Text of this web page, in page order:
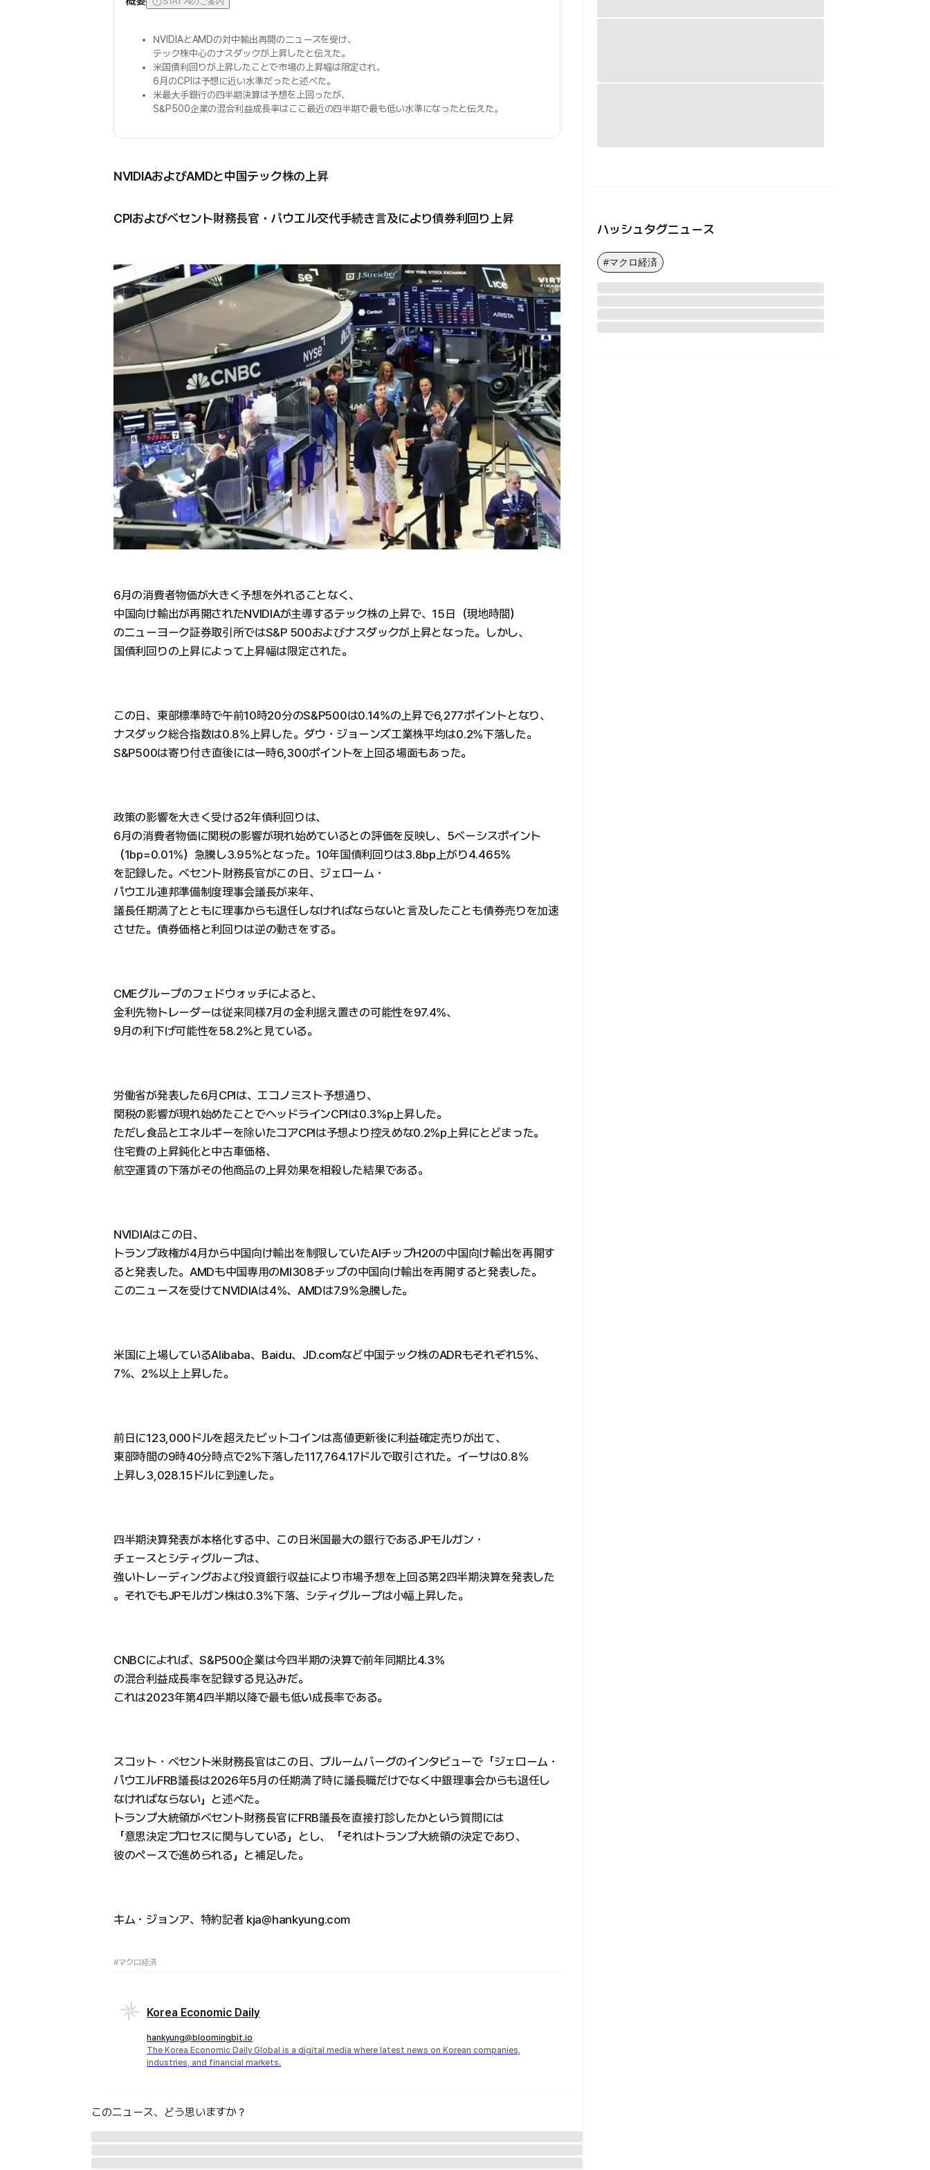
NVIDIAとAMDの対中輸出再開のニュースを受け、
テック株中心のナスダックが上昇したと伝えた。
米国債利回りが上昇したことで市場の上昇幅は限定され、
6月のCPIは予想に近い水準だったと述べた。
米最大手銀行の四半期決算は予想を上回ったが、
S&P500企業の混合利益成長率はここ最近の四半期で最も低い水準になったと伝えた。
NVIDIAおよびAMDと中国テック株の上昇
CPIおよびベセント財務長官・パウエル交代手続き言及により債券利回り上昇
6月の消費者物価が大きく予想を外れることなく、
中国向け輸出が再開されたNVIDIAが主導するテック株の上昇で、15日（現地時間）
のニューヨーク証券取引所ではS&P 500およびナスダックが上昇となった。しかし、
国債利回りの上昇によって上昇幅は限定された。
この日、東部標準時で午前10時20分のS&P500は0.14%の上昇で6,277ポイントとなり、
ナスダック総合指数は0.8%上昇した。ダウ・ジョーンズ工業株平均は0.2%下落した。
S&P500は寄り付き直後には一時6,300ポイントを上回る場面もあった。
政策の影響を大きく受ける2年債利回りは、
6月の消費者物価に関税の影響が現れ始めているとの評価を反映し、5ベーシスポイント
（1bp=0.01%）急騰し3.95%となった。10年国債利回りは3.8bp上がり4.465%
を記録した。ベセント財務長官がこの日、ジェローム・
パウエル連邦準備制度理事会議長が来年、
議長任期満了とともに理事からも退任しなければならないと言及したことも債券売りを加速
させた。債券価格と利回りは逆の動きをする。
CMEグループのフェドウォッチによると、
金利先物トレーダーは従来同様7月の金利据え置きの可能性を97.4%、
9月の利下げ可能性を58.2%と見ている。
労働省が発表した6月CPIは、エコノミスト予想通り、
関税の影響が現れ始めたことでヘッドラインCPIは0.3%p上昇した。
ただし食品とエネルギーを除いたコアCPIは予想より控えめな0.2%p上昇にとどまった。
住宅費の上昇鈍化と中古車価格、
航空運賃の下落がその他商品の上昇効果を相殺した結果である。
NVIDIAはこの日、
トランプ政権が4月から中国向け輸出を制限していたAIチップH20の中国向け輸出を再開す
ると発表した。AMDも中国専用のMI308チップの中国向け輸出を再開すると発表した。
このニュースを受けてNVIDIAは4%、AMDは7.9%急騰した。
米国に上場しているAlibaba、Baidu、JD.comなど中国テック株のADRもそれぞれ5%、
7%、2%以上上昇した。
前日に123,000ドルを超えたビットコインは高値更新後に利益確定売りが出て、
東部時間の9時40分時点で2%下落した117,764.17ドルで取引された。イーサは0.8%
上昇し3,028.15ドルに到達した。
四半期決算発表が本格化する中、この日米国最大の銀行であるJPモルガン・
チェースとシティグループは、
強いトレーディングおよび投資銀行収益により市場予想を上回る第2四半期決算を発表した
。それでもJPモルガン株は0.3%下落、シティグループは小幅上昇した。
CNBCによれば、S&P500企業は今四半期の決算で前年同期比4.3%
の混合利益成長率を記録する見込みだ。
これは2023年第4四半期以降で最も低い成長率である。
スコット・ベセント米財務長官はこの日、ブルームバーグのインタビューで「ジェローム・
パウエルFRB議長は2026年5月の任期満了時に議長職だけでなく中銀理事会からも退任し
なければならない」と述べた。
トランプ大統領がベセント財務長官にFRB議長を直接打診したかという質問には
「意思決定プロセスに関与している」とし、「それはトランプ大統領の決定であり、
彼のペースで進められる」と補足した。
キム・ジョンア、特約記者 kja@hankyung.com
#マクロ経済
Korea Economic Daily
hankyung@bloomingbit.io
The Korea Economic Daily Global is a digital media where latest news on Korean companies,
industries, and financial markets.
このニュース、どう思いますか？
ハッシュタグニュース
#マクロ経済